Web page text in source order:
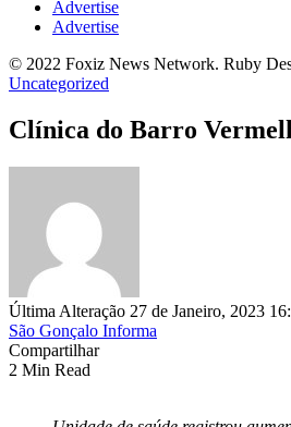
Advertise
Advertise
© 2022 Foxiz News Network. Ruby
Uncategorized
Clínica do Barro
Última Alteração 27 de Janeiro, 2023
São Gonçalo Informa
Compartilhar
2 Min Read